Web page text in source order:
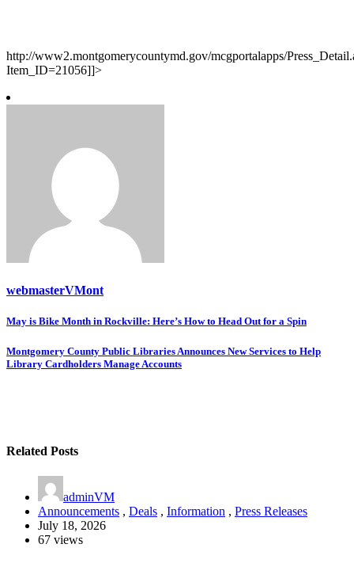
http://www2.montgomerycountymd.gov/mcgportalapps/
Item_ID=21056]]>
webmasterVMont
Post
navigation
May is Bike Month in Rockville: Here’s How to Head Out for a Spin
Montgomery County Public Libraries Announces New Services to Help
Library Cardholders Manage Accounts
Related Posts
adminVM
Announcements , Deals , Information , Press Releases
July 18, 2026
67 views